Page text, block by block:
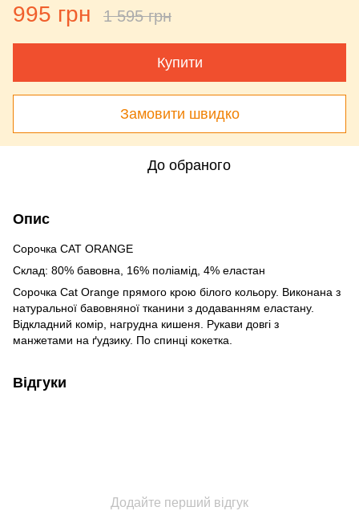
995 грн 1 595 грн
Купити
Замовити швидко
До обраного
Опис
Сорочка CAT ORANGE
Склад: 80% бавовна, 16% поліамід, 4% еластан
Сорочка Cat Orange прямого крою білого кольору. Виконана з
натуральної бавовняної тканини з додаванням еластану.
Відкладний комір, нагрудна кишеня. Рукави довгі з
манжетами на ґудзику. По спинці кокетка.
Відгуки
Додайте перший відгук